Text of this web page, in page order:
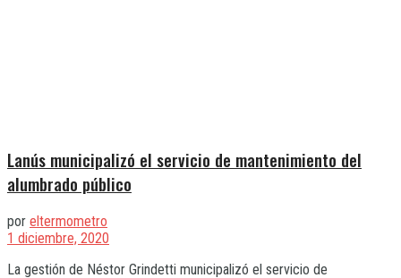
Lanús municipalizó el servicio de mantenimiento del
alumbrado público
por eltermometro
1 diciembre, 2020
La gestión de Néstor Grindetti municipalizó el servicio de